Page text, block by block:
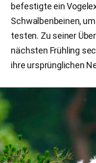
befestigte ein
Schwalbenbeinen,
testen. Zu seiner
nächsten Frühling
ihre ursprünglichen